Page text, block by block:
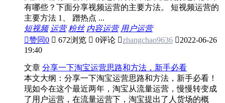
有哪些？下面分享视频运营的主要方法。 短视频运营的
主要方法 1、 蹭热点 ...
短视频 运营 粉丝 内容运营 用户运营
赞同0  672浏览  0评论 zhangchao9636 2022-06-26
19:40
文章 分享一下淘宝运营思路和方法，新手必看
本文大纲：分享一下淘宝运营思路和方法，新手必看！
现如今在这个最近两年，淘宝从流量运营，慢慢转变成
了用户运营，在流量运营下，淘宝提出了人货场的概